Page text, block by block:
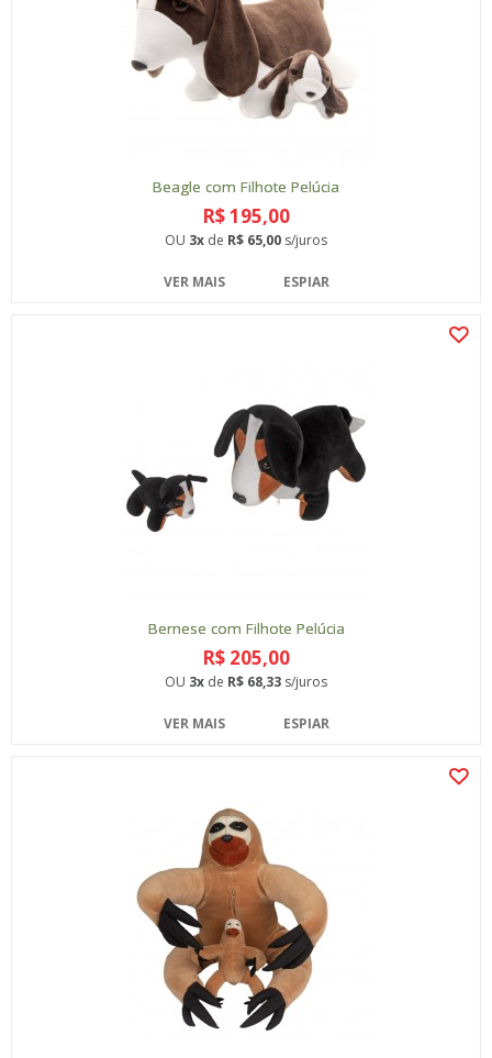
Beagle com Filhote Pelúcia
R$ 195,00
OU 3x de R$ 65,00 s/juros
VER MAIS ESPIAR
Bernese com Filhote Pelúcia
R$ 205,00
OU 3x de R$ 68,33 s/juros
VER MAIS ESPIAR